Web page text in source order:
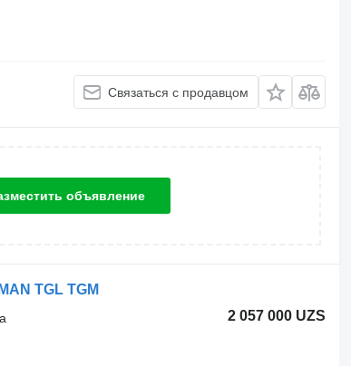
Связаться с продавцом
объявление
TGL TGM
2 057 000 UZS